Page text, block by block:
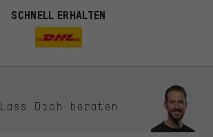
SCHNELL ERHALTEN
Lass Dich beraten